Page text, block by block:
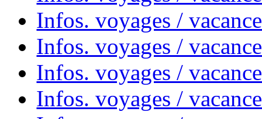
Infos. voyages /
Infos. voyages /
Infos. voyages /
Infos. voyages /